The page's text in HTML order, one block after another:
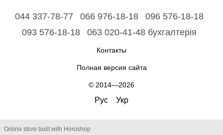
044 337-78-77 066 976-18-18
096 576-18-18
093 576-18-18
063 020-41-48 бухгалтерія
Контакты
Полная версия сайта
© 2014—2026
Рус Укр
Online store built with Horoshop